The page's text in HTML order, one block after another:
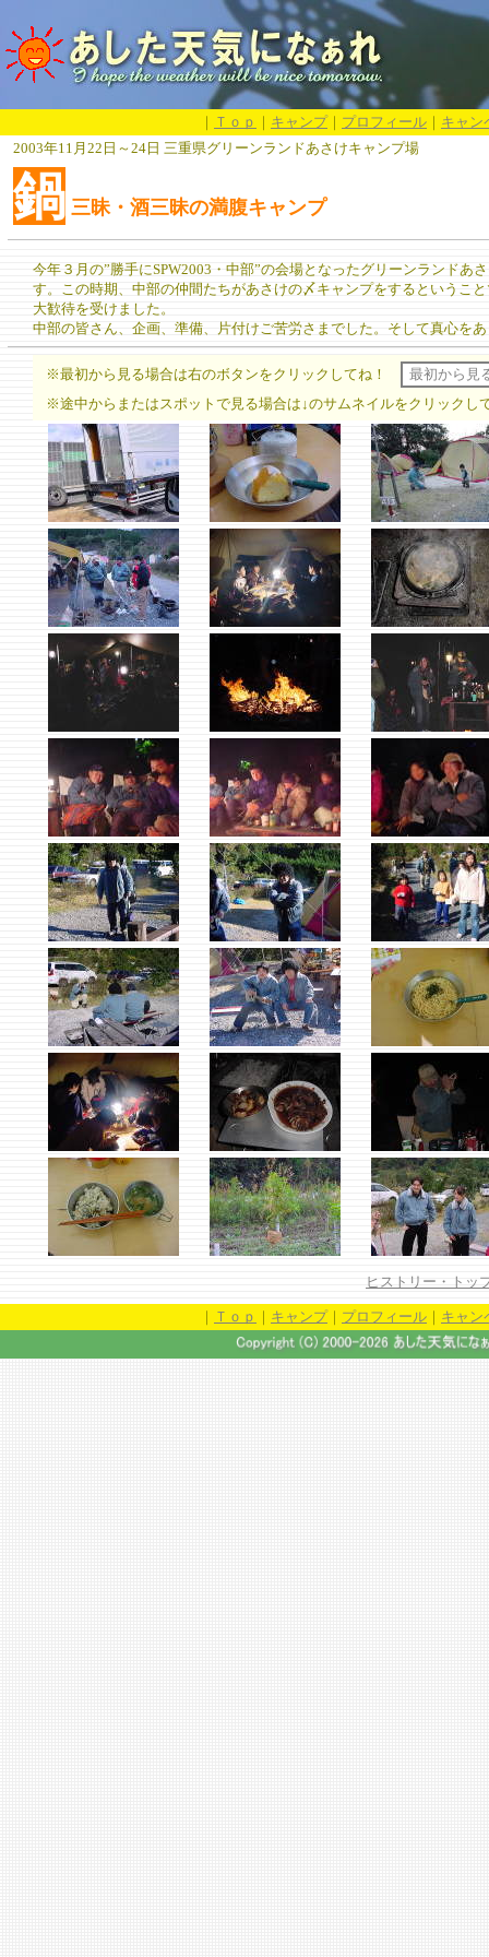
｜ Ｔｏｐ ｜ キャンプ｜ プロフィール ｜ キャン
2003年11月22日～24日 三重県グリーンランドあさけキャンプ場
鍋 三昧・酒三昧の満腹キャンプ
今年３月の”勝手にSPW2003・中部”の会場となったグリーンランドあ
す。この時期、中部の仲間たちがあさけの〆キャンプをするというこ
大歓待を受けました。
中部の皆さん、企画、準備、片付けご苦労さまでした。そして真心を
※最初から見る場合は右のボタンをクリックしてね！
※途中からまたはスポットで見る場合は↓のサムネイルをクリックし
ヒストリー・トッ
｜ Ｔｏｐ ｜ キャンプ｜ プロフィール ｜ キャン